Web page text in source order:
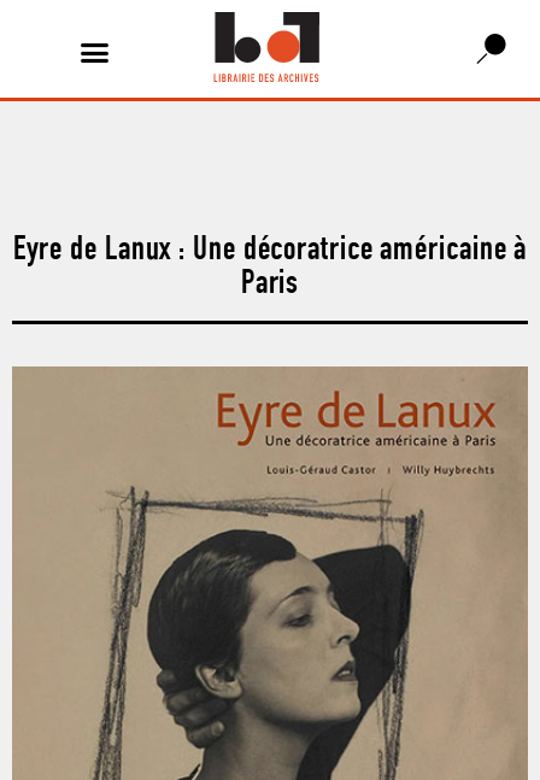
Eyre de Lanux : Une décoratrice américaine à
Paris